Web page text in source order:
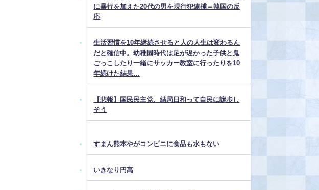
に暴行を加えた20代の男を現行犯逮捕＝韓国の反
応
生活習慣を10年継続させると人の人生は変わるん
だと確信中。幼稚園時代は足が遅かった子供と鬼
ごっこしたり一緒にサッカー教室に行ったりを10
年続けた結果…
【悲報】国民民主党、結局日和って自民に譲歩し
そう
すまん熊本やがコンビニに食品も水もない
いきなり円高